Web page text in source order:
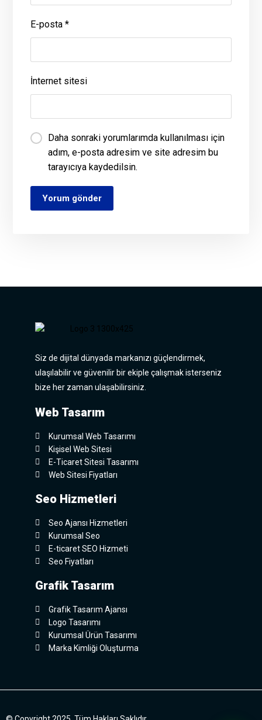
E-posta*
İnternet sitesi
Daha sonraki yorumlarımda kullanılması için
adım, e-posta adresim ve site adresim bu
tarayıcıya kaydedilsin.
Yorum gönder
Siz de dijital dünyada markanızı güçlendirmek,
ulaşılabilir ve güvenilir bir ekiple çalışmak isterseniz
bize her zaman ulaşabilirsiniz.
Web Tasarım
Kurumsal Web Tasarımı
Kişisel Web Sitesi
E-Ticaret Sitesi Tasarımı
Web Sitesi Fiyatları
Seo Hizmetleri
Seo Ajansı Hizmetleri
Kurumsal Seo
E-ticaret SEO Hizmeti
Seo Fiyatları
Grafik Tasarım
Grafik Tasarım Ajansı
Logo Tasarımı
Kurumsal Ürün Tasarımı
Marka Kimliği Oluşturma